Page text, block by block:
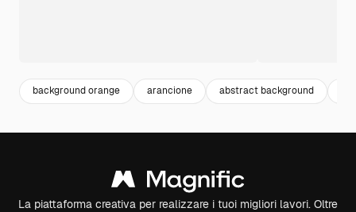
background orange arancione abstract background
La piattaforma creativa per realizzare i tuoi migliori lavori. Oltre